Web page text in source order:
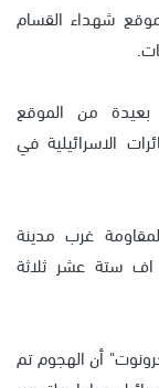
شهداء القسام
من الموقع
الاسرائيلية في
غرب مدينة
اف ستة عشر ثلاثة
أن الهجوم تم